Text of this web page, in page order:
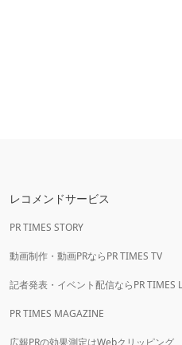
レコメンドサービス
PR TIMES STORY
動画制作・動画PRならPR TIMES TV
記者発表・イベント配信ならPR TIMES
PR TIMES MAGAZINE
広報PRの効果測定はWebクリッピング